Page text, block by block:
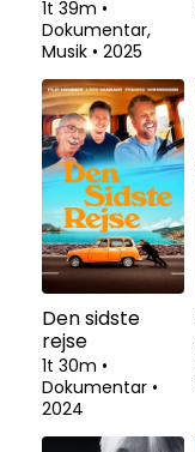
1t 39m •
Dokumentar,
Musik • 2025
Den sidste
rejse
1t 30m •
Dokumentar •
2024